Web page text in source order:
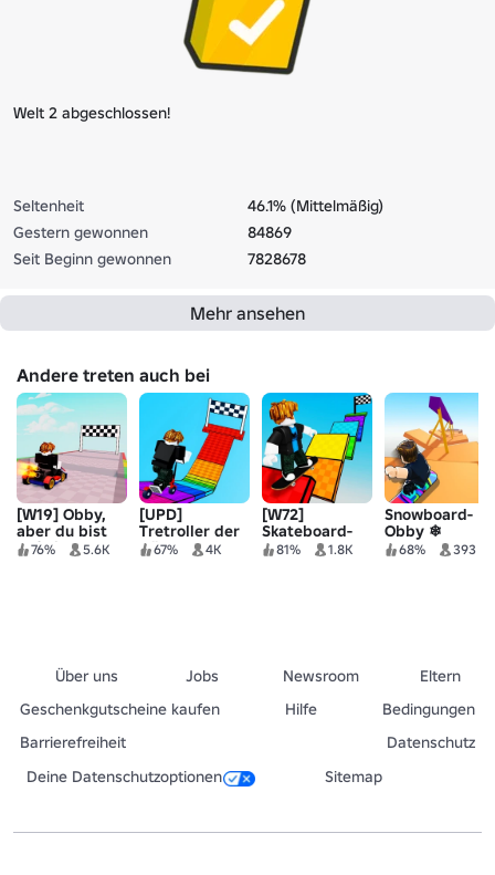
Welt 2 abgeschlossen!
Seltenheit
46.1% (Mittelmäßig)
Gestern gewonnen
84869
Seit Beginn gewonnen
7828678
Mehr ansehen
Andere treten auch bei
[W19] Obby,
aber du bist
auf einem Kart
76% 5.6K
[UPD]
Tretroller der
Hölle
67% 4K
[W72]
Skateboard-
Obby
81% 1.8K
Snowboard-
Obby ❄
68% 393
Über uns Jobs Newsroom
Eltern
Geschenkgutscheine kaufen
Hilfe
Bedingungen
Barrierefreiheit
Datenschutz
Deine Datenschutzoptionen
Sitemap